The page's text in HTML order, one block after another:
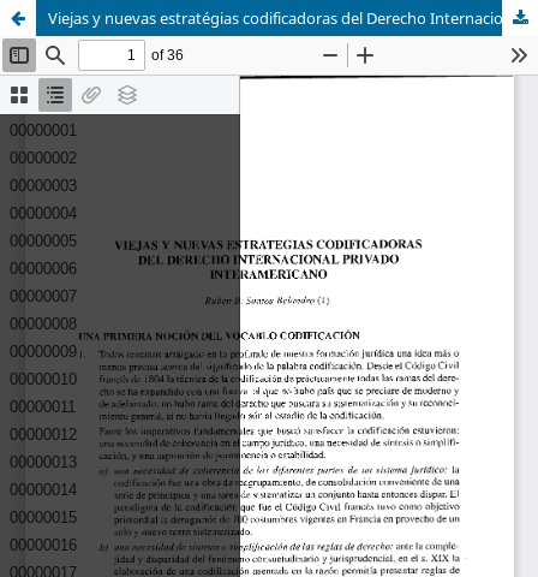
Viejas y nuevas estratégias codificadoras del Derecho Internacional Privado Interamericano